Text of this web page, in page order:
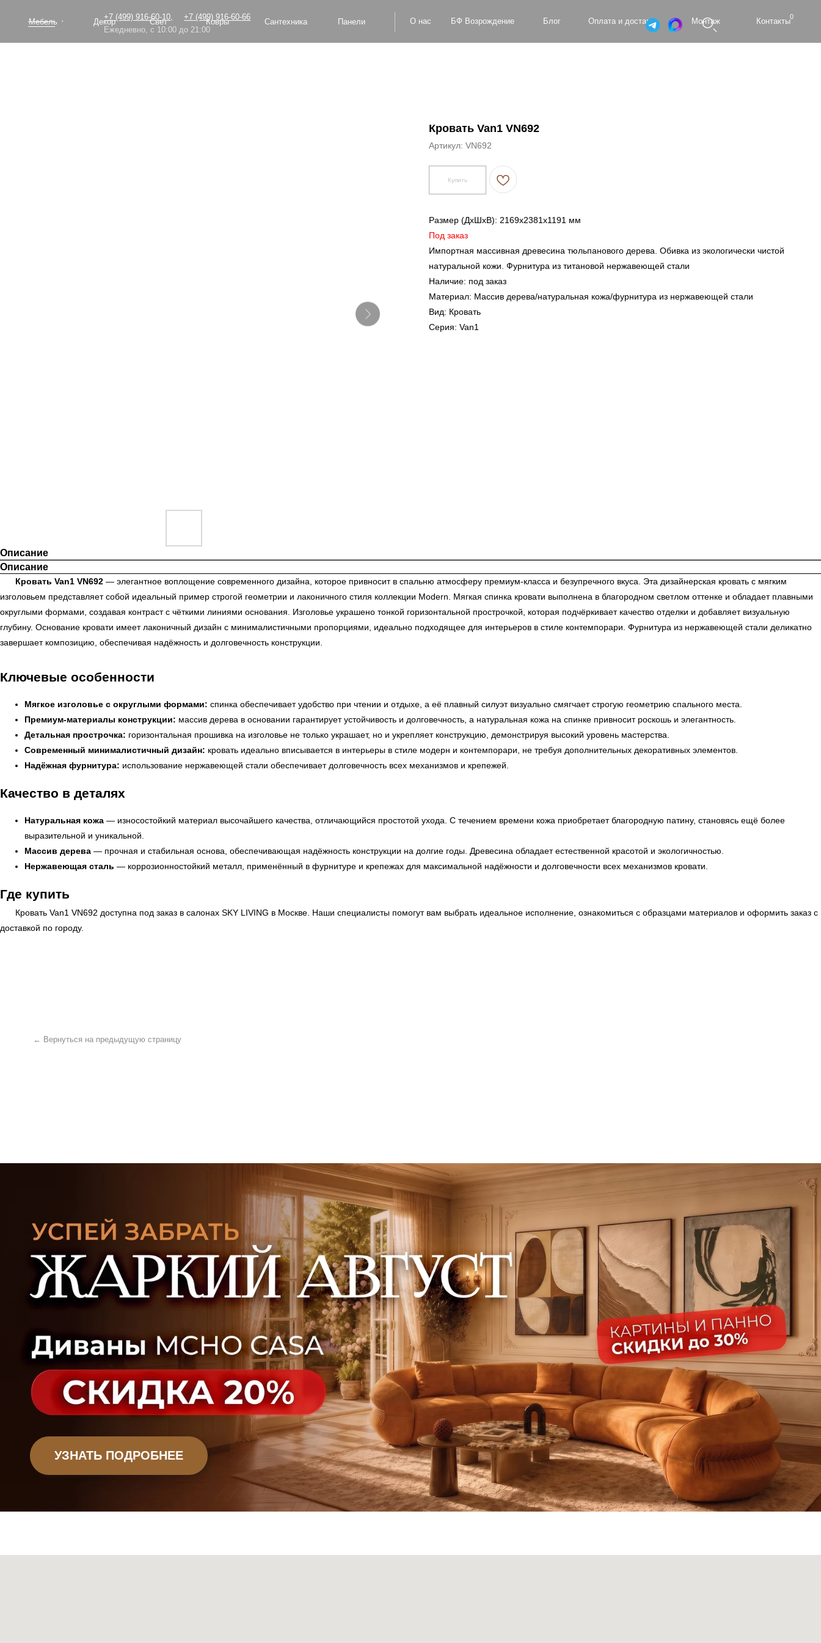
+7 (499) 916-60-66
+7 (499) 916-60-10,
Ежедневно, с 10:00 до 21:00
Панели
Сантехника
Свет
Декор Контакты
Монтаж
Оплата и доставка
БФ Возрождение Блог
Мебель Ковры
Кровать Van1 VN692
Артикул: VN692
Купить
Размер (ДxШxВ): 2169x2381x1191 мм
Под заказ
Импортная массивная древесина тюльпанового дерева. Обивка из экологически чистой
натуральной кожи. Фурнитура из титановой нержавеющей стали
Наличие: под заказ
Материал: Массив дерева/натуральная кожа/фурнитура из нержавеющей стали
Вид: Кровать
Серия: Van1
Описание
Описание
Кровать Van1 VN692 — элегантное воплощение современного дизайна, которое привносит в спальню атмосферу премиум-класса и безупречного вкуса. Эта дизайнерская кровать с мягким
изголовьем представляет собой идеальный пример строгой геометрии и лаконичного стиля коллекции Modern. Мягкая спинка кровати выполнена в благородном светлом оттенке и обладает плавными
округлыми формами, создавая контраст с чёткими линиями основания. Изголовье украшено тонкой горизонтальной прострочкой, которая подчёркивает качество отделки и добавляет визуальную
глубину. Основание кровати имеет лаконичный дизайн с минималистичными пропорциями, идеально подходящее для интерьеров в стиле контемпорари. Фурнитура из нержавеющей стали деликатно
завершает композицию, обеспечивая надёжность и долговечность конструкции.
Ключевые особенности
Мягкое изголовье с округлыми формами: спинка обеспечивает удобство при чтении и отдыхе, а её плавный силуэт визуально смягчает строгую геометрию спального места.
Премиум-материалы конструкции: массив дерева в основании гарантирует устойчивость и долговечность, а натуральная кожа на спинке привносит роскошь и элегантность.
Детальная прострочка: горизонтальная прошивка на изголовье не только украшает, но и укрепляет конструкцию, демонстрируя высокий уровень мастерства.
Современный минималистичный дизайн: кровать идеально вписывается в интерьеры в стиле модерн и контемпорари, не требуя дополнительных декоративных элементов.
Надёжная фурнитура: использование нержавеющей стали обеспечивает долговечность всех механизмов и крепежей.
Качество в деталях
Натуральная кожа — износостойкий материал высочайшего качества, отличающийся простотой ухода. С течением времени кожа приобретает благородную патину, становясь ещё более
выразительной и уникальной.
Массив дерева — прочная и стабильная основа, обеспечивающая надёжность конструкции на долгие годы. Древесина обладает естественной красотой и экологичностью.
Нержавеющая сталь — коррозионностойкий металл, применённый в фурнитуре и крепежах для максимальной надёжности и долговечности всех механизмов кровати.
Где купить
Кровать Van1 VN692 доступна под заказ в салонах SKY LIVING в Москве. Наши специалисты помогут вам выбрать идеальное исполнение, ознакомиться с образцами материалов и оформить заказ с
доставкой по городу.
← Вернуться на предыдущую страницу
УЗНАТЬ ПОДРОБНЕЕ
Офисная мебель Садовая мебель